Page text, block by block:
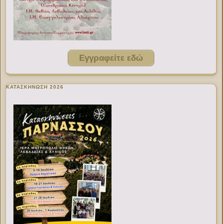
Εγγραφείτε εδώ
ΚΑΤΑΣΚΗΝΩΣΗ 2026